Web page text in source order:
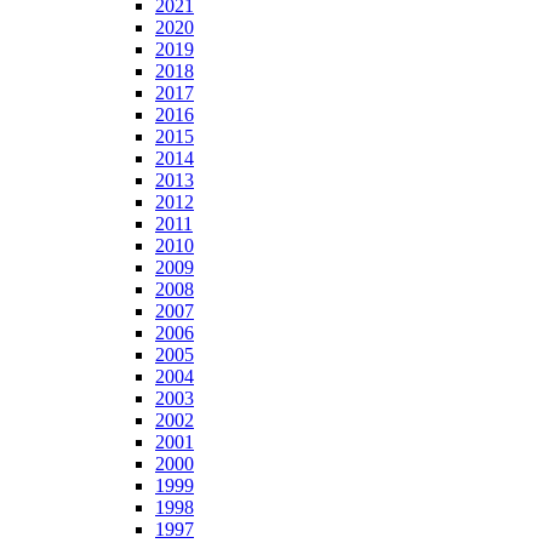
2021
2020
2019
2018
2017
2016
2015
2014
2013
2012
2011
2010
2009
2008
2007
2006
2005
2004
2003
2002
2001
2000
1999
1998
1997